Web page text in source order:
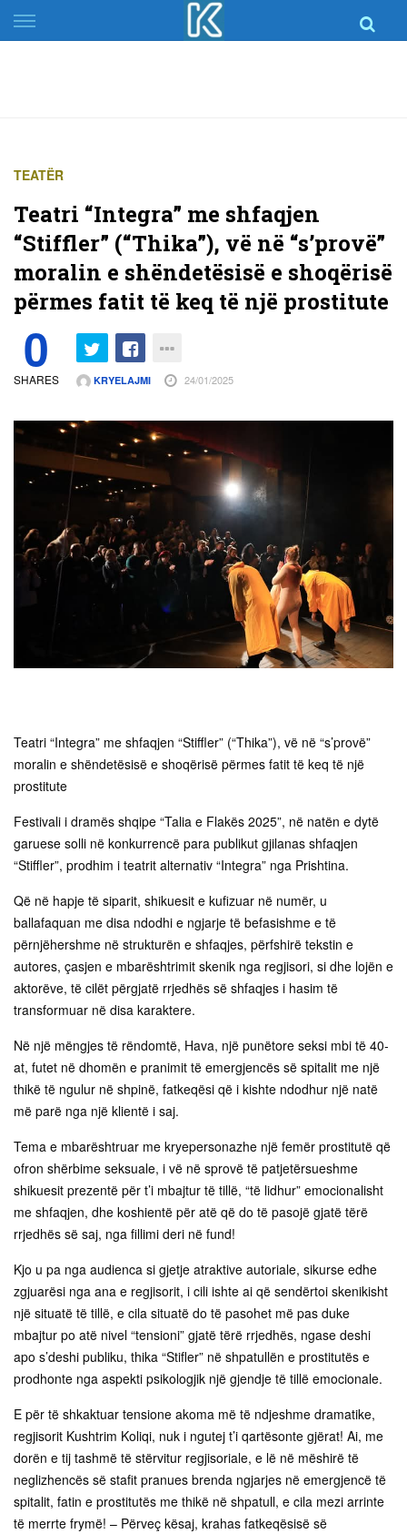
Skip
to
TEATËR
Teatri “Integra” me shfaqjen
“Stiffler” (“Thika”), vë në “s’provë”
moralin e shëndetësisë e shoqërisë
përmes fatit të keq të një prostitute
0
SHARES KRYELAJMI 24/01/2025
Teatri “Integra” me shfaqjen “Stiffler” (“Thika”), vë në “s’provë”
moralin e shëndetësisë e shoqërisë përmes fatit të keq të një
prostitute
Festivali i dramës shqipe “Talia e Flakës 2025”, në natën e dytë
garuese solli në konkurrencë para publikut gjilanas shfaqjen
“Stiffler”, prodhim i teatrit alternativ “Integra” nga Prishtina.
Që në hapje të siparit, shikuesit e kufizuar në numër, u
ballafaquan me disa ndodhi e ngjarje të befasishme e të
përnjëhershme në strukturën e shfaqjes, përfshirë tekstin e
autores, çasjen e mbarështrimit skenik nga regjisori, si dhe lojën e
aktorëve, të cilët përgjatë rrjedhës së shfaqjes i hasim të
transformuar në disa karaktere.
Në një mëngjes të rëndomtë, Hava, një punëtore seksi mbi të 40-
at, futet në dhomën e pranimit të emergjencës së spitalit me një
thikë të ngulur në shpinë, fatkeqësi që i kishte ndodhur një natë
më parë nga një klientë i saj.
Tema e mbarështruar me kryepersonazhe një femër prostitutë që
ofron shërbime seksuale, i vë në sprovë të patjetërsueshme
shikuesit prezentë për t’i mbajtur të tillë, “të lidhur” emocionalisht
me shfaqjen, dhe koshientë për atë që do të pasojë gjatë tërë
rrjedhës së saj, nga fillimi deri në fund!
Kjo u pa nga audienca si gjetje atraktive autoriale, sikurse edhe
zgjuarësi nga ana e regjisorit, i cili ishte ai që sendërtoi skenikisht
një situatë të tillë, e cila situatë do të pasohet më pas duke
mbajtur po atë nivel “tensioni” gjatë tërë rrjedhës, ngase deshi
apo s’deshi publiku, thika “Stifler” në shpatullën e prostitutës e
prodhonte nga aspekti psikologjik një gjendje të tillë emocionale.
E për të shkaktuar tensione akoma më të ndjeshme dramatike,
regjisorit Kushtrim Koliqi, nuk i ngutej t’i qartësonte gjërat! Ai, me
dorën e tij tashmë të stërvitur regjisoriale, e lë në mëshirë të
neglizhencës së stafit pranues brenda ngjarjes në emergjencë të
spitalit, fatin e prostitutës me thikë në shpatull, e cila mezi arrinte
të merrte frymë! – Përveç kësaj, krahas fatkeqësisë së